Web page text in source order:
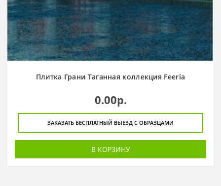
Плитка Грани Таганная коллекция Feeria
0.00р.
ЗАКАЗАТЬ БЕСПЛАТНЫЙ ВЫЕЗД С ОБРАЗЦАМИ
В КОРЗИНУ